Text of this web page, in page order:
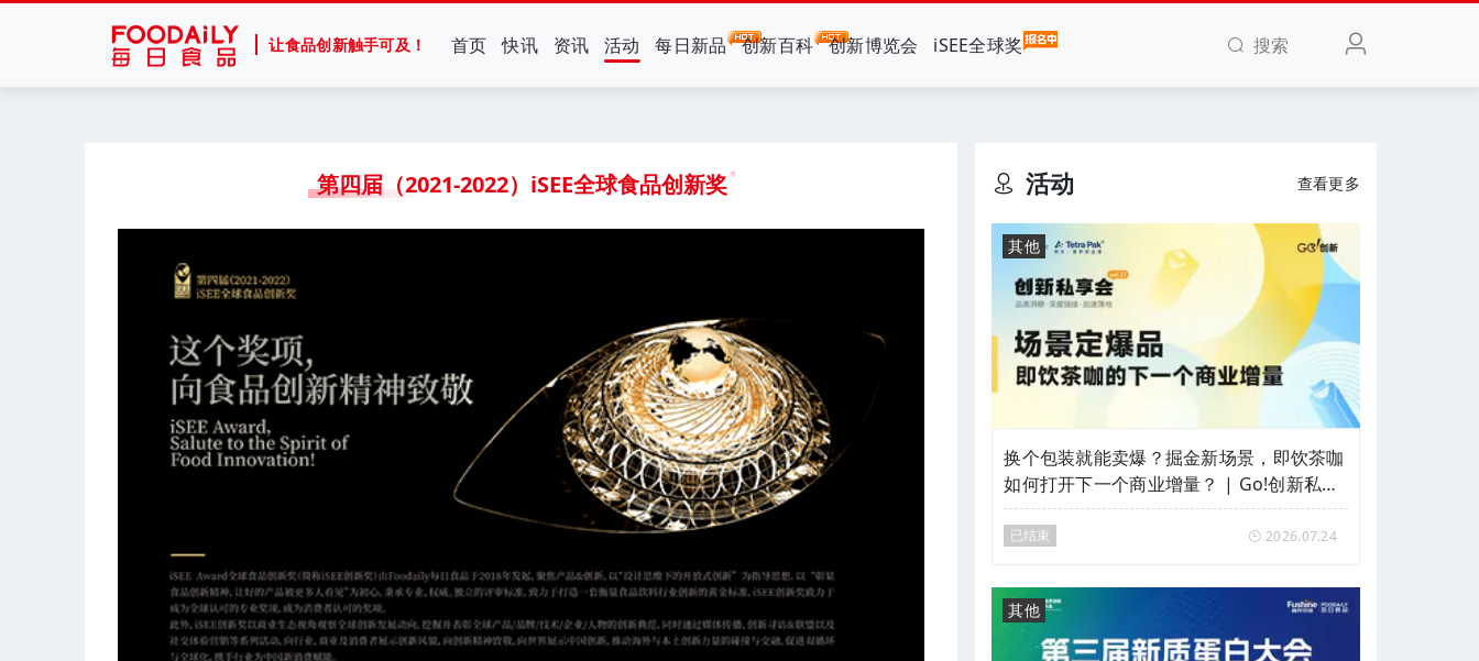
让食品创新触手可及！ 首页 快讯 资讯 活动 每日新品 创新百科 创新博览会 iSEE全球奖 搜索
第四届（2021-2022）iSEE全球食品创新奖 活动 查看更多
其他
换个包装就能卖爆？掘金新场景，即饮茶咖
如何打开下一个商业增量？ | Go!创新私享
会vol.27
已结束 2026.07.24
其他